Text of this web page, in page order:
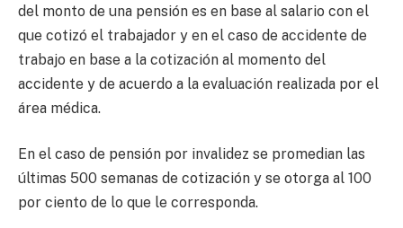
del monto de una pensión es en base al salario con el
que cotizó el trabajador y en el caso de accidente de
trabajo en base a la cotización al momento del
accidente y de acuerdo a la evaluación realizada por el
área médica.
En el caso de pensión por invalidez se promedian las
últimas 500 semanas de cotización y se otorga al 100
por ciento de lo que le corresponda.